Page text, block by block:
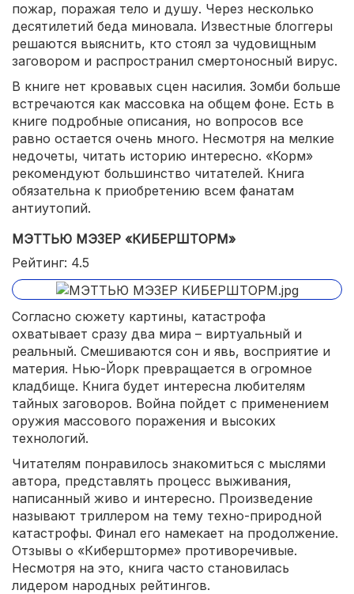
пожар, поражая тело и душу. Через несколько
десятилетий беда миновала. Известные блоггеры
решаются выяснить, кто стоял за чудовищным
заговором и распространил смертоносный вирус.
В книге нет кровавых сцен насилия. Зомби больше
встречаются как массовка на общем фоне. Есть в
книге подробные описания, но вопросов все
равно остается очень много. Несмотря на мелкие
недочеты, читать историю интересно. «Корм»
рекомендуют большинство читателей. Книга
обязательна к приобретению всем фанатам
антиутопий.
МЭТТЬЮ МЭЗЕР «КИБЕРШТОРМ»
Рейтинг: 4.5
Согласно сюжету картины, катастрофа
охватывает сразу два мира – виртуальный и
реальный. Смешиваются сон и явь, восприятие и
материя. Нью-Йорк превращается в огромное
кладбище. Книга будет интересна любителям
тайных заговоров. Война пойдет с применением
оружия массового поражения и высоких
технологий.
Читателям понравилось знакомиться с мыслями
автора, представлять процесс выживания,
написанный живо и интересно. Произведение
называют триллером на тему техно-природной
катастрофы. Финал его намекает на продолжение.
Отзывы о «Кибершторме» противоречивые.
Несмотря на это, книга часто становилась
лидером народных рейтингов.